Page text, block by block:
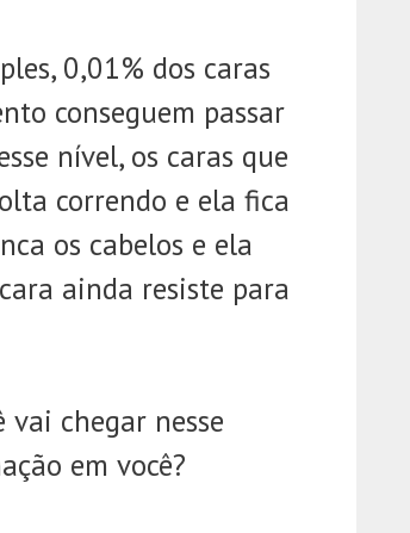
0,01% dos caras
conseguem passar
nível, os caras que
correndo e ela fica
os cabelos e ela
ainda resiste para
vai chegar nesse
em você?